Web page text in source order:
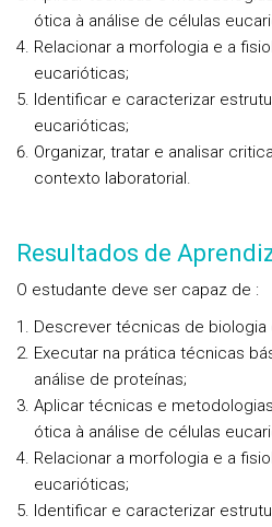
ótica à análise de células
Relacionar a morfologia e a
eucarióticas;
Identificar e caracterizar
eucarióticas;
Organizar, tratar e analisar
contexto laboratorial.
Resultados de
O estudante deve ser capaz de :
Descrever técnicas de
Executar na prática técnicas
análise de proteínas;
Aplicar técnicas e
ótica à análise de células
Relacionar a morfologia e a
eucarióticas;
Identificar e caracterizar